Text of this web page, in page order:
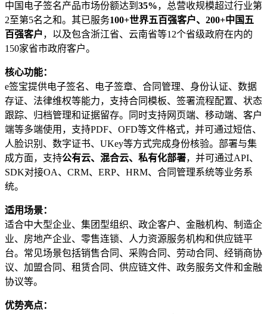
中国电子签名产品市场份额达到 35%，总营收规模超过行业第
2至第5名之和。其已服务100+世界五百强客户、200+中国五
百强客户，以及包含浙江省、云南省等12个省级政府在内的
150家省市政府客户。
核心功能：
e签宝提供电子签名、电子签章、合同管理、身份认证、数据
存证、法律维权等能力，支持合同模板、签署流程配置、状态
跟踪、归档管理和证据留存。同时支持网页端、移动端、客户
端等多端使用，支持PDF、OFD等文件格式，并可通过短信、
人脸识别、数字证书、UKey等方式完成身份核验。部署与集
成方面，支持公有云、混合云、私有化部署，并可通过API、
SDK对接OA、CRM、ERP、HRM、合同管理系统等业务系
统。
适用场景：
适合中大型企业、集团型组织、政企客户、金融机构、制造企
业、房地产企业、零售连锁、人力资源服务机构和供应链平
台。常见场景包括销售合同、采购合同、劳动合同、经销商协
议、加盟合同、租赁合同、供应链文件、政务服务文件和金融
协议等。
优势亮点：